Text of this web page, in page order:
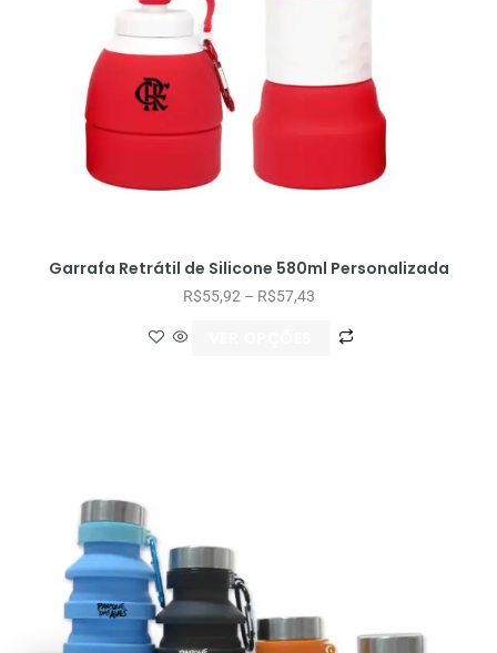
Garrafa Retrátil de Silicone 580ml Personalizada
R$55,92 – R$57,43